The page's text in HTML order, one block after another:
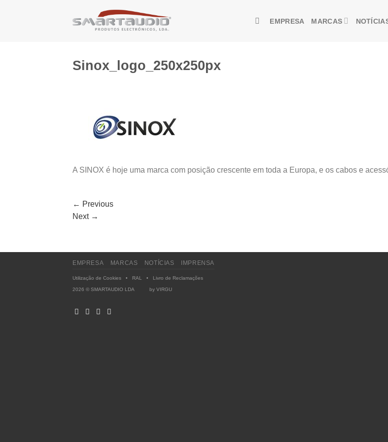
EMPRESA MARCAS
Sinox_logo_250x250px
A SINOX é hoje uma marca com posição crescente em toda a Europa, e os cabos e
← Previous
Next →
EMPRESA MARCAS NOTÍCIAS IMPRENSA
Utilização de Cookies • RAL • Livro de Reclamações
2026 © SMARTAUDIO LDA by VIRGU